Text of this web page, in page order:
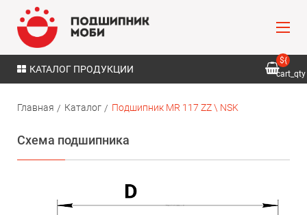
КАТАЛОГ ПРОДУКЦИИ
${
cart_qty
Главная Каталог Подшипник MR 117 ZZ \ NSK
Схема подшипника